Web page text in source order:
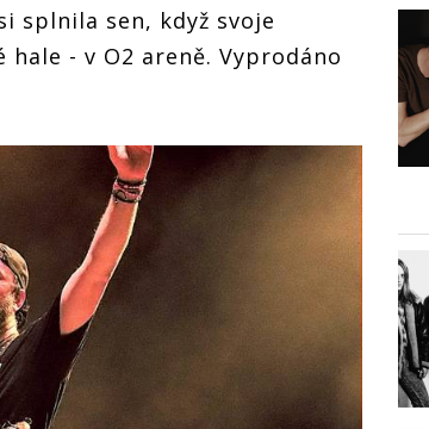
splnila sen, když svoje
- v O2 areně. Vyprodáno